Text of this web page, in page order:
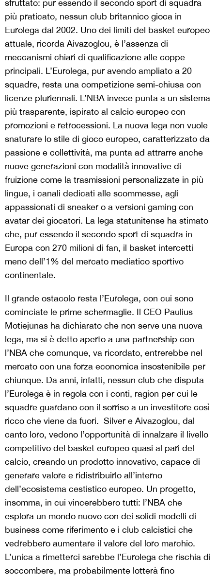
sfruttato: pur essendo il secondo sport di squadra
più praticato, nessun club britannico gioca in
Eurolega dal 2002. Uno dei limiti del basket europeo
attuale, ricorda Aivazoglou, è l’assenza di
meccanismi chiari di qualificazione alle coppe
principali. L’Eurolega, pur avendo ampliato a 20
squadre, resta una competizione semi-chiusa con
licenze pluriennali. L’NBA invece punta a un sistema
più trasparente, ispirato al calcio europeo con
promozioni e retrocessioni. La nuova lega non vuole
snaturare lo stile di gioco europeo, caratterizzato da
passione e collettività, ma punta ad attrarre anche
nuove generazioni con modalità innovative di
fruizione come la trasmissioni personalizzate in più
lingue, i canali dedicati alle scommesse, agli
appassionati di sneaker o a versioni gaming con
avatar dei giocatori. La lega statunitense ha stimato
che, pur essendo il secondo sport di squadra in
Europa con 270 milioni di fan, il basket intercetti
meno dell’1% del mercato mediatico sportivo
continentale.
Il grande ostacolo resta l’Eurolega, con cui sono
cominciate le prime schermaglie. Il CEO Paulius
Motiejūnas ha dichiarato che non serve una nuova
lega, ma si è detto aperto a una partnership con
l’NBA che comunque, va ricordato, entrerebbe nel
mercato con una forza economica insostenibile per
chiunque. Da anni, infatti, nessun club che disputa
l’Eurolega è in regola con i conti, ragion per cui le
squadre guardano con il sorriso a un investitore così
ricco che viene da fuori. Silver e Aivazoglou, dal
canto loro, vedono l’opportunità di innalzare il livello
competitivo del basket europeo quasi al pari del
calcio, creando un prodotto innovativo, capace di
generare valore e ridistribuirlo all’interno
dell’ecosistema cestistico europeo. Un progetto,
insomma, in cui vincerebbero tutti: l’NBA che
esplora un mondo nuovo con dei solidi modelli di
business come riferimento e i club calcistici che
vedrebbero aumentare il valore del loro marchio.
L’unica a rimetterci sarebbe l’Eurolega che rischia di
soccombere, ma probabilmente lotterà fino